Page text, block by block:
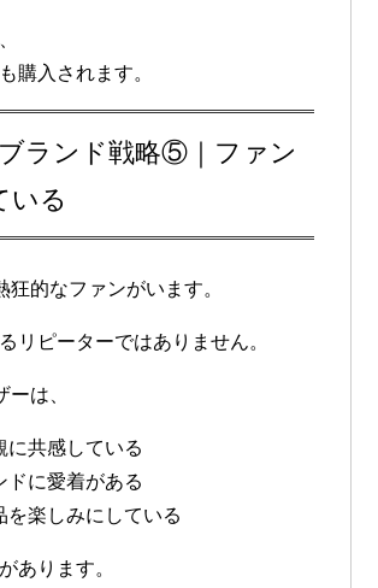
購入されます。
ランド戦略⑤｜ファン
いる
狂的なファンがいます。
リピーターではありません。
は、
に共感している
ドに愛着がある
を楽しみにしている
あります。